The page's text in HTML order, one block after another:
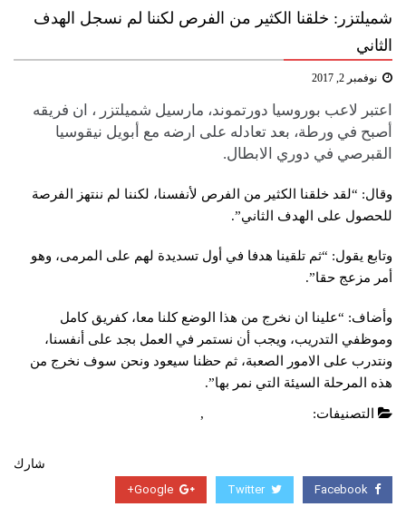
شميلتزر: خلقنا الكثير من الفرص لكننا لم نسجل الهدف
الثاني
نوفمبر 2, 2017
اعتبر لاعب ​بوروسيا دورتموند​، ​مارسيل شميلتزر​ ، ان فريقه
أصبح في ورطة، بعد تعادله على ارضه مع أبويل نيقوسيا
القبرصي في دوري الابطال.
وقال: “لقد خلقنا الكثير من الفرص لأنفسنا، لكننا لم ننتهز الفرصة
للحصول على الهدف الثاني”.
وتابع يقول: “ثم تلقينا هدفا في أول تسديدة لهم على المرمى، وهو
أمر مزعج حقا”.
وأضاف: “علينا ان نخرج من هذا الوضع كلنا معا، كفريق كامل
وموظفي التدريب، ويجب أن نستمر في العمل بجد على أنفسنا،
ونتدرب على الامور الصعبة، ثم حظنا سيعود ونحن سوف نخرج من
هذه المرحلة السيئة التي نمر بها”.
التصنيفات: ,
شارك
Facebook
Twitter
Google+